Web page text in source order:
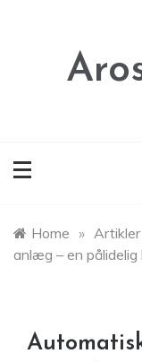
Home » Artikler
anlæg – en